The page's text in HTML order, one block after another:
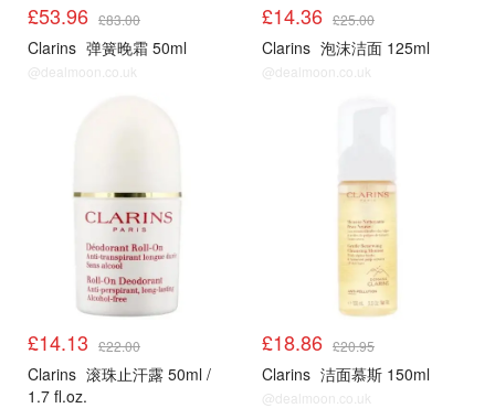
£53.96 £83.00
Clarins 弹簧晚霜 50ml
@dealmoon.co.uk
£14.36 £25.00
Clarins 泡沫洁面 125ml
@dealmoon.co.uk
£14.13 £22.00
Clarins 滚珠止汗露 50ml /
1.7 fl.oz.
£18.86 £20.95
Clarins 洁面慕斯 150ml
@dealmoon.co.uk